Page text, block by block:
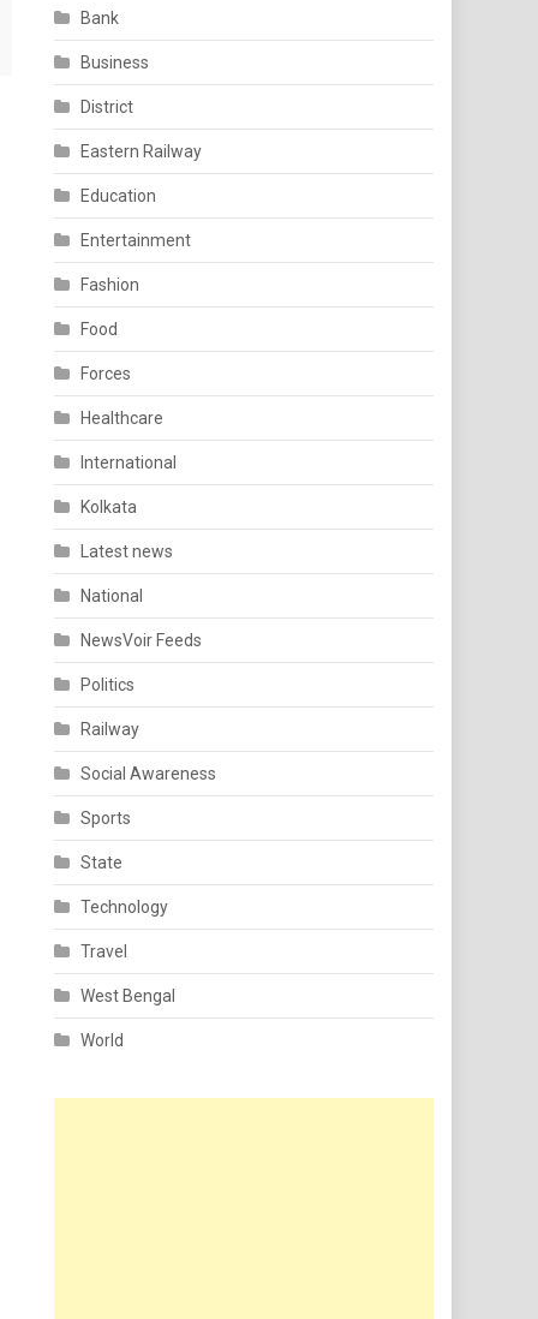
Bank
Business
District
Eastern Railway
Education
Entertainment
Fashion
Food
Forces
Healthcare
International
Kolkata
Latest news
National
NewsVoir Feeds
Politics
Railway
Social Awareness
Sports
State
Technology
Travel
West Bengal
World